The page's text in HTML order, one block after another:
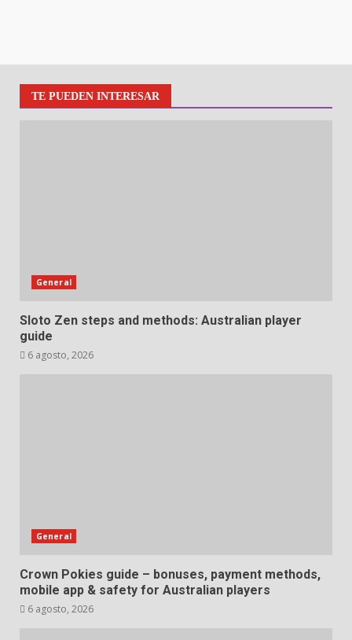
TE PUEDEN INTERESAR
General
Sloto Zen steps and methods: Australian player
guide
6 agosto, 2026
General
Crown Pokies guide – bonuses, payment methods,
mobile app & safety for Australian players
6 agosto, 2026